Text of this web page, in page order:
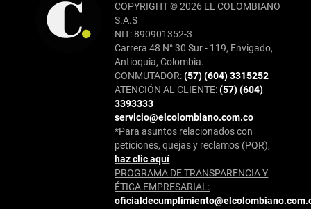
COPYRIGHT © 2026 EL COLOMBIANO
S.A.S
NIT: 890901352-3
Carrera 48 N° 30 Sur - 119, Envigado,
Antioquia, Colombia.
CONMUTADOR:(57) (604) 3315252
ATENCIÓN AL CLIENTE:(57) (604)
3393333
servicio@elcolombiano.com.co
*Para asuntos relacionados con
peticiones, quejas y reclamos (PQR),
haz clic aquí
PROGRAMA DE TRANSPARENCIA Y
ÉTICA EMPRESARIAL: